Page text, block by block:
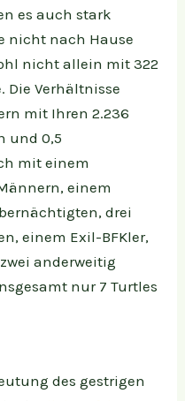
es auch stark
nicht nach Hause
nicht allein mit 322
Die Verhältnisse
mit Ihren 2.236
und 0,5
mit einem
einem
drei
einem Exil-BFKler,
anderweitig
nur 7 Turtles
des gestrigen